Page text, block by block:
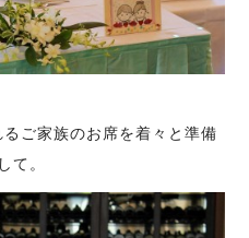
ご家族のお席を着々と準備
て。